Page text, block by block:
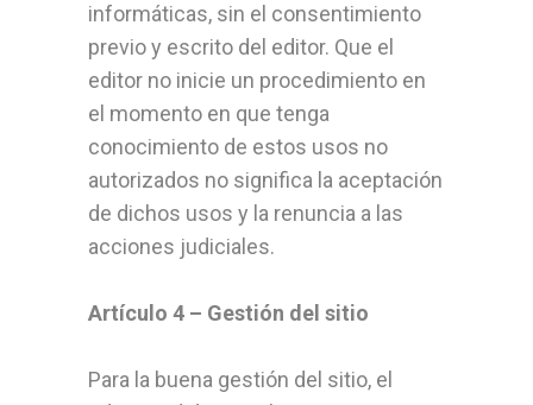
informáticas, sin el consentimiento
previo y escrito del editor. Que el
editor no inicie un procedimiento en
el momento en que tenga
conocimiento de estos usos no
autorizados no significa la aceptación
de dichos usos y la renuncia a las
acciones judiciales.
Artículo 4 – Gestión del sitio
Para la buena gestión del sitio, el